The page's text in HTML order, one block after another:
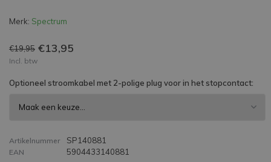
Merk: Spectrum
€19,95 €13,95
Incl. btw
Optioneel stroomkabel met 2-polige plug voor in het stopcontact:
Artikelnummer SP140881
EAN 5904433140881